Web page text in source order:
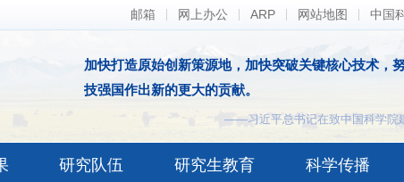
邮箱 网上办公 ARP 网站地图 中国
加快打造原始创新策源地，加快突破关键核心技术，
技强国作出新的更大的贡献。
——习近平总书记在致中国科学院
研究队伍 研究生教育 科学传播